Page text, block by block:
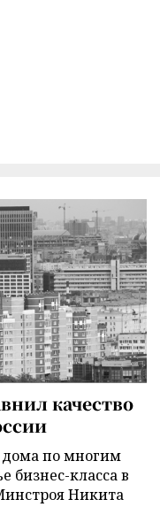
качество
дома по многим
бизнес-класса в
Никита